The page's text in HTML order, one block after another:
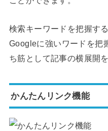
検索キーワードを把握す
Googleに強いワードを把
ち筋として記事の横展開
かんたんリンク機能